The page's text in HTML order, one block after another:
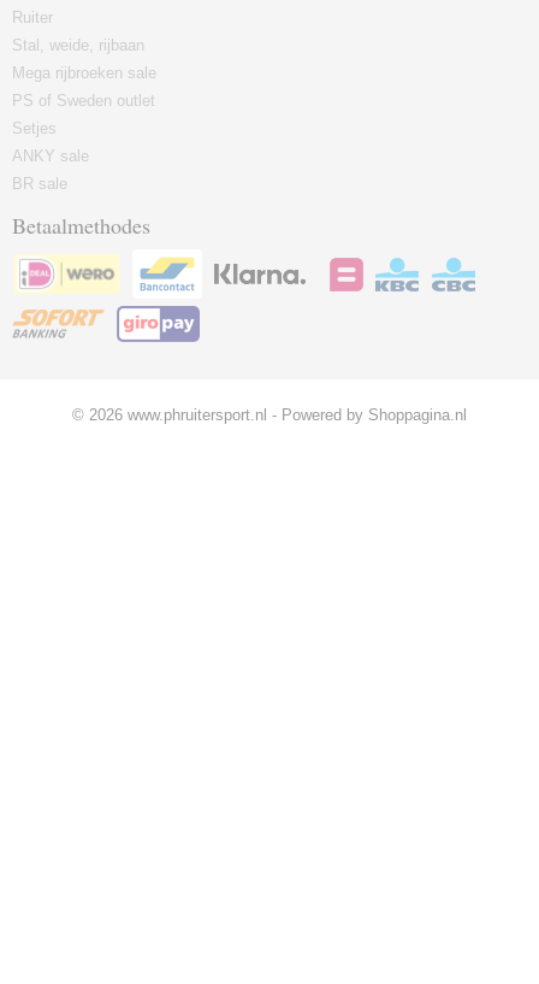
Ruiter
Stal, weide, rijbaan
Mega rijbroeken sale
PS of Sweden outlet
Setjes
ANKY sale
BR sale
Betaalmethodes
© 2026 www.phruitersport.nl - Powered by Shoppagina.nl